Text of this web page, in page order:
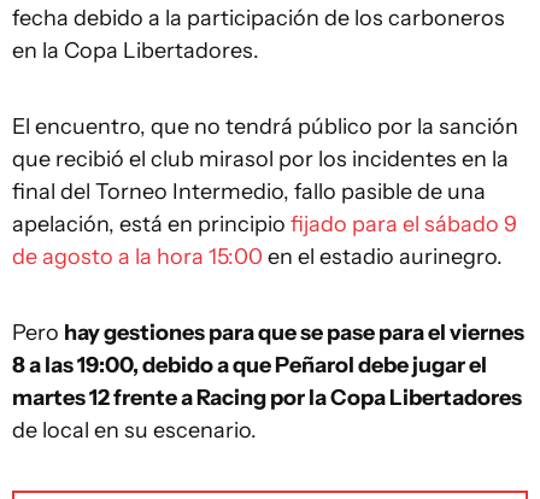
fecha debido a la participación de los carboneros
en la Copa Libertadores.
El encuentro, que no tendrá público por la sanción
que recibió el club mirasol por los incidentes en la
final del Torneo Intermedio, fallo pasible de una
apelación, está en principio fijado para el sábado 9
de agosto a la hora 15:00 en el estadio aurinegro.
Pero hay gestiones para que se pase para el viernes
8 a las 19:00, debido a que Peñarol debe jugar el
martes 12 frente a Racing por la Copa Libertadores
de local en su escenario.